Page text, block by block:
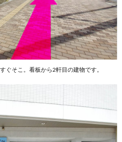
ぐそこ。看板から2軒目の建物です。